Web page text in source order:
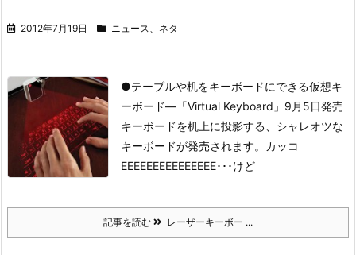
2012年7月19日 ニュース、ネタ
●テーブルや机をキーボードにできる仮想キ
ーボード―「Virtual Keyboard」9月5日発売
キーボードを机上に投影する、シャレオツな
キーボードが発売されます。 カッコ
EEEEEEEEEEEEEEE･･･けど
記事を読む レーザーキーボー ...